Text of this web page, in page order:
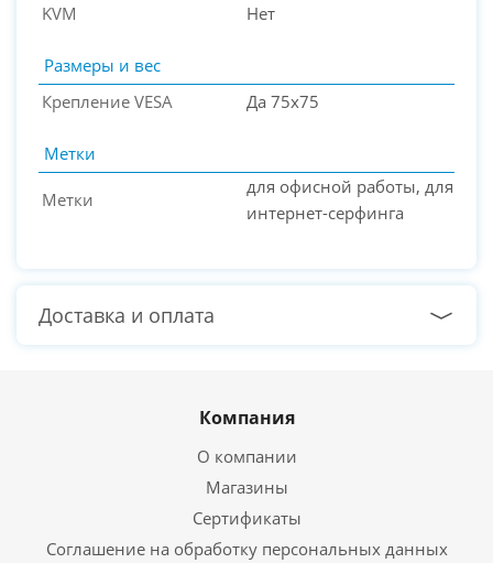
KVM
Нет
Размеры и вес
Крепление VESA
Да 75х75
Метки
Метки
для офисной работы, для
интернет-серфинга
Доставка и оплата
Компания
О компании
Магазины
Сертификаты
Соглашение на обработку персональных данных